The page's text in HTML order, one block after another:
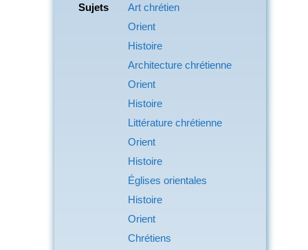
Sujets
Art chrétien
Orient
Histoire
Architecture chrétienne
Orient
Histoire
Littérature chrétienne
Orient
Histoire
Églises orientales
Histoire
Orient
Chrétiens